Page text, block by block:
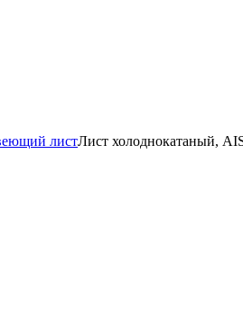
листЛист холоднокатаный,